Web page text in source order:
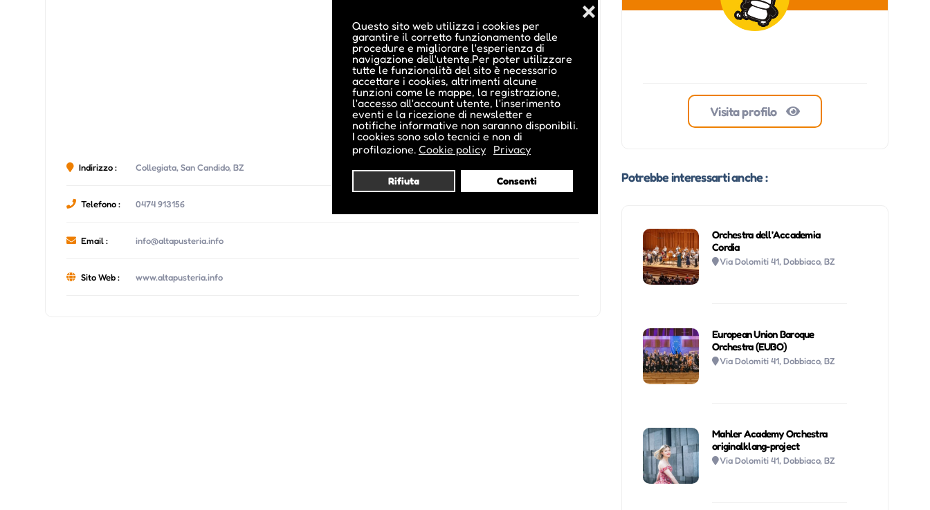
Questo sito web utilizza i cookies per
garantire il corretto funzionamento delle
procedure e migliorare l'esperienza di
navigazione dell'utente.Per poter utilizzare
tutte le funzionalità del sito è necessario
accettare i cookies, altrimenti alcune
funzioni come le mappe, la registrazione,
l'accesso all'account utente, l'inserimento
eventi e la ricezione di newsletter e
notifiche informative non saranno disponibili.
I cookies sono solo tecnici e non di
profilazione. Cookie policy Privacy
Rifiuta Consenti
❌
Indirizzo : Collegiata, San Candido, BZ
Telefono : 0474 913156
Email : info@altapusteria.info
Sito Web : www.altapusteria.info
Visita profilo
Potrebbe interessarti anche :
Orchestra dell’Accademia
Cordia
Via Dolomiti 41, Dobbiaco, BZ
European Union Baroque
Orchestra (EUBO)
Via Dolomiti 41, Dobbiaco, BZ
Mahler Academy Orchestra
originalklang-project
Via Dolomiti 41, Dobbiaco, BZ